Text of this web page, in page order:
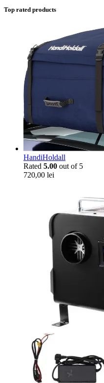
Top rated products
HandiHoldall
Rated 5.00 out of 5
720,00 lei